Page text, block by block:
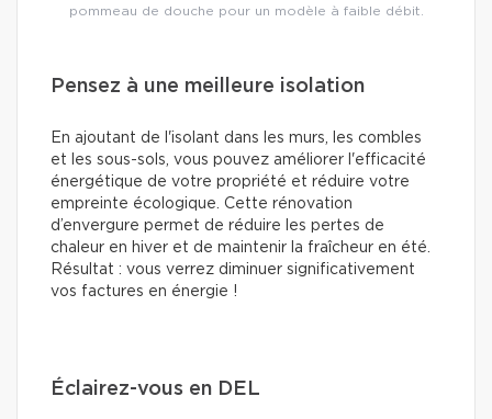
pommeau de douche pour un modèle à faible débit.
Pensez à une meilleure isolation
En ajoutant de l'isolant dans les murs, les combles
et les sous-sols, vous pouvez améliorer l'efficacité
énergétique de votre propriété et réduire votre
empreinte écologique. Cette rénovation
d’envergure permet de réduire les pertes de
chaleur en hiver et de maintenir la fraîcheur en été.
Résultat : vous verrez diminuer significativement
vos factures en énergie !
Éclairez-vous en DEL